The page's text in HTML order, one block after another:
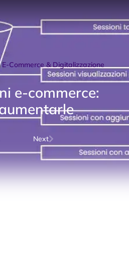
E-Commerce & Digitalizzazione
e-commerce:
Next